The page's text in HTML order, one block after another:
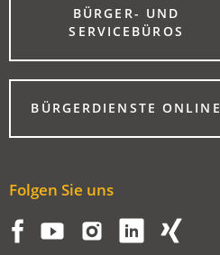
BÜRGER- UND
SERVICEBÜROS
(ÖFFNET
EINEM
NEUEN
TAB)BÜRGERDIENSTE ONLINE
(ÖFFNET
EINEM
Folgen Sie uns